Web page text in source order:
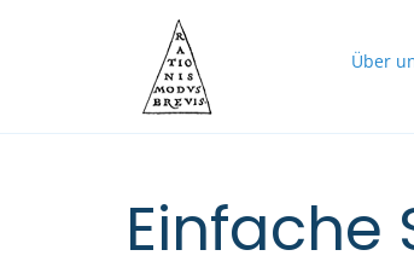
Über
Einfache